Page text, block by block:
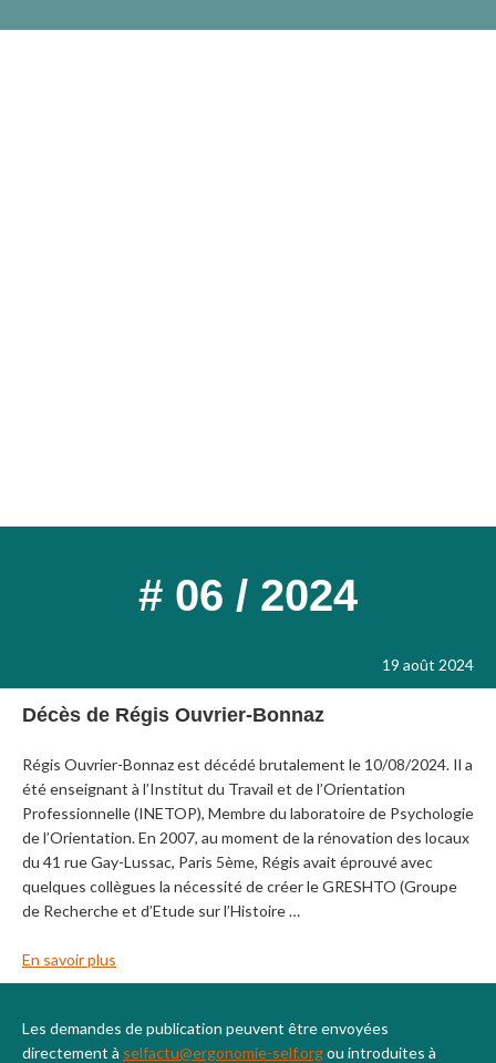
# 06 / 2024
19 août 2024
Décès de Régis Ouvrier-Bonnaz
Régis Ouvrier-Bonnaz est décédé brutalement le 10/08/2024. Il a
été enseignant à l’Institut du Travail et de l’Orientation
Professionnelle (INETOP), Membre du laboratoire de Psychologie
de l’Orientation. En 2007, au moment de la rénovation des locaux
du 41 rue Gay-Lussac, Paris 5ème, Régis avait éprouvé avec
quelques collègues la nécessité de créer le GRESHTO (Groupe
de Recherche et d’Etude sur l’Histoire …
En savoir plus
Les demandes de publication peuvent être envoyées
directement à selfactu@ergonomie-self.orgou introduites à